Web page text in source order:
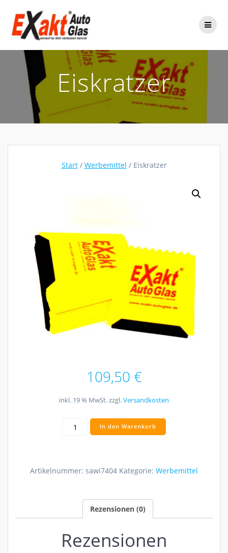
Eiskratzer
Start/ Werbemittel / Eiskratzer
109,50 €
inkl. 19 % MwSt.zzgl.Versandkosten
Eiskratzer
Menge
In den Warenkorb
Artikelnummer: sawi7404 Kategorie: Werbemittel
Rezensionen (0)
Rezensionen